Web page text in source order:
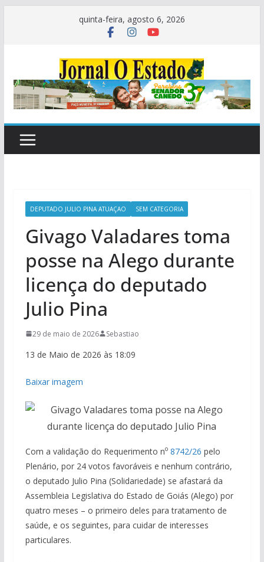
quinta-feira, agosto 6, 2026
DEPUTADO JULIO PINA ATUAÇAO SEM CATEGORIA
Givago Valadares toma
posse na Alego durante
licença do deputado
Julio Pina
29 de maio de 2026 Sebastiao
13 de Maio de 2026 às 18:09
Baixar imagem
Com a validação do Requerimento no 8742/26 pelo
Plenário, por 24 votos favoráveis e nenhum contrário,
o deputado Julio Pina (Solidariedade) se afastará da
Assembleia Legislativa do Estado de Goiás (Alego) por
quatro meses – o primeiro deles para tratamento de
saúde, e os seguintes, para cuidar de interesses
particulares.